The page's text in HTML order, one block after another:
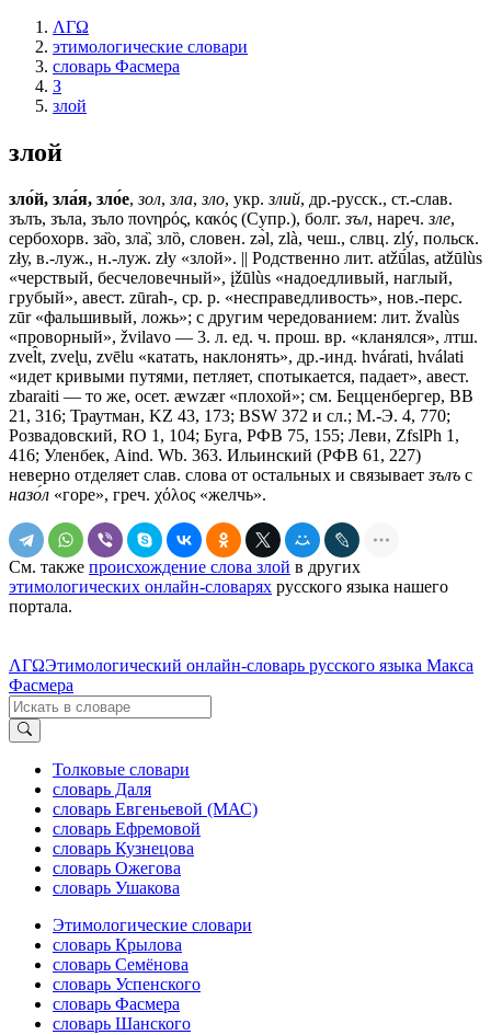
ΛΓΩ
этимологические словари
словарь Фасмера
З
злой
злой
зло́й, зла́я, зло́е,зол,зла,зло, укр.злий, др.-русск., ст.-слав.
зълъ, зъла, зъло πονηρός, κακός (Супр.), болг.зъл, нареч.зле,
сербохорв. за̏о, зла̏, злȍ, словен. zǝ̀l, zlà, чеш., слвц. zlý, польск.
złу, в.-луж., н.-луж. złу «злой». || Родственно лит. atžū́las, atžūlùs
«черствый, бесчеловечный», įžūlùs «надоедливый, наглый,
грубый», авест. zūrah-, ср. р. «несправедливость», нов.-перс.
zūr «фальшивый, ложь»; с другим чередованием: лит. žvalùs
«проворный», žvilavo — 3. л. ед. ч. прош. вр. «кланялся», лтш.
zvel̂t, zvel̨u, zvēlu «катать, наклонять», др.-инд. hvárati, hválati
«идет кривыми путями, петляет, спотыкается, падает», авест.
zbaraiti — то же, осет. æwzær «плохой»; см. Бецценбергер, ВВ
21, 316; Траутман, KZ 43, 173; ВSW 372 и сл.; М.-Э. 4, 770;
Розвадовский, RО 1, 104; Буга, РФВ 75, 155; Леви, ZfslPh 1,
416; Уленбек, Aind. Wb. 363. Ильинский (РФВ 61, 227)
неверно отделяет слав. слова от остальных и связываетзълъ с
назо́л «горе», греч. χόλος «желчь».
См. также происхождение слова злой в других
этимологических онлайн-словарях русского языка нашего
портала.
ΛΓΩЭтимологический онлайн-словарь русского языка Макса
Фасмера
Толковые словари
словарь Даля
словарь Евгеньевой (МАС)
словарь Ефремовой
словарь Кузнецова
словарь Ожегова
словарь Ушакова
Этимологические словари
словарь Крылова
словарь Семёнова
словарь Успенского
словарь Фасмера
словарь Шанского